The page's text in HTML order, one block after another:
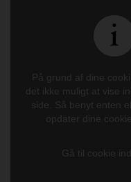
På grund af dine
det ikke muligt at vise
side. Så benyt enten
opdater dine
Gå til cookie